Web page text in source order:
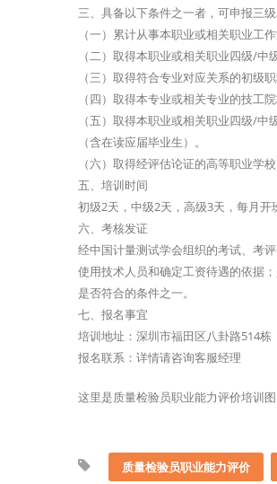
三、具备以下条件之一者，可申报三
（一）累计从事本职业或相关职业工作
（二）取得本职业或相关职业四级/
（三）取得符合专业对应关系的初级
（四）取得本专业或相关专业的技工
（五）取得本职业或相关职业四级/
（含在读应届毕业生）。
（六）取得经评估论证的高等职业学
五、培训时间
初级2天，中级2天，高级3天，每月
六、考核发证
经中国计量测试学会组织的考试、考
使用技术人员和确定工资待遇的依据
是否符合的条件之一。
七、报名事宜
培训地址：深圳市福田区八卦路514
报名联系：详情请咨询客服经理
这里是质量检验员职业能力评价培训
质量检验员职业能力评价